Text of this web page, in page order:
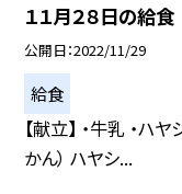
１１月２８日の給食
公開日 2022/11/29
給食
【献立】 ・牛乳 ・ハ
かん） ハヤシ...